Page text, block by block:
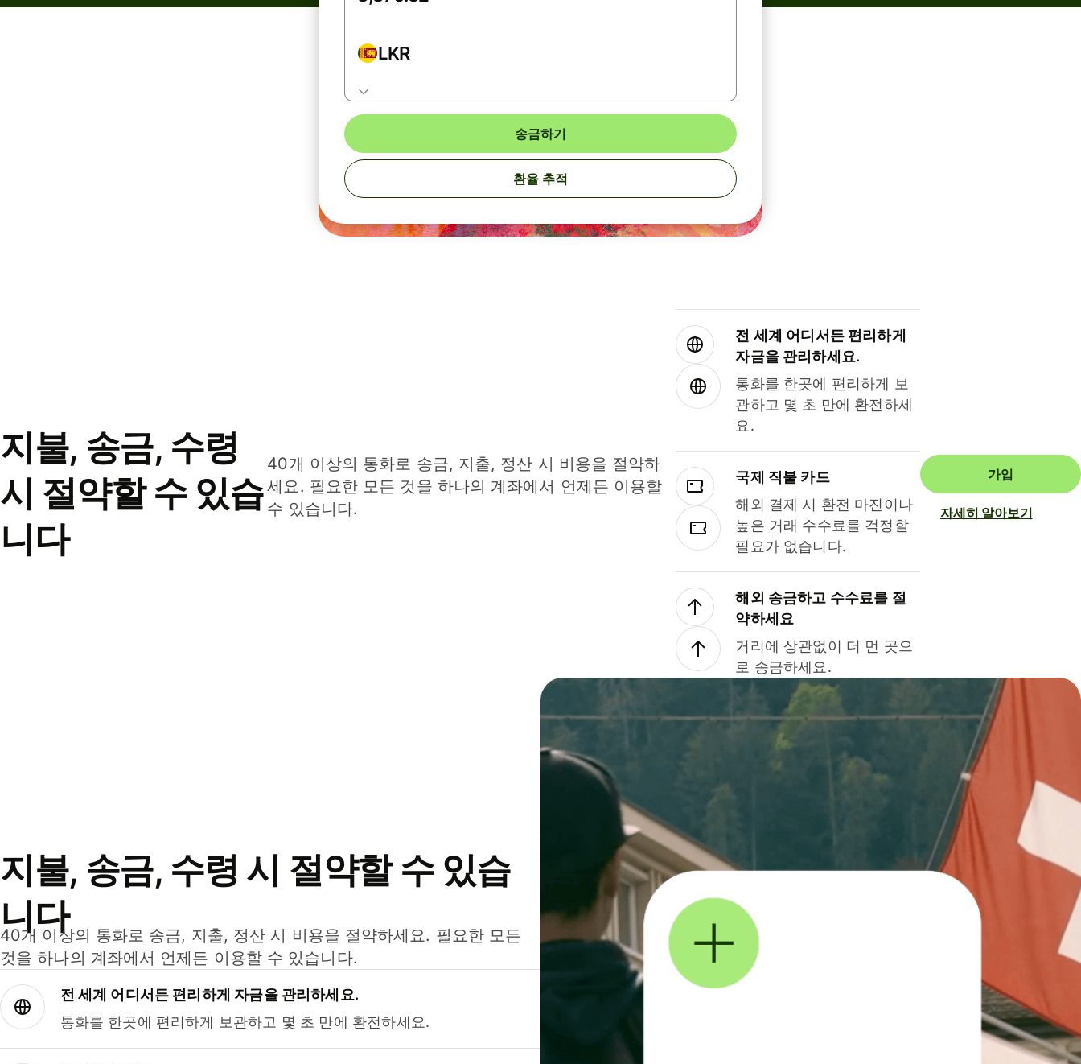
LKR
송금하기
환율 추적
지불, 송금, 수령
시 절약할 수 있습
니다
40개 이상의 통화로 송금, 지출, 정산 시 비용을 절약하
세요. 필요한 모든 것을 하나의 계좌에서 언제든 이용할
수 있습니다.
전 세계 어디서든 편리하게
자금을 관리하세요.
통화를 한곳에 편리하게 보
관하고 몇 초 만에 환전하세
요.
국제 직불 카드
해외 결제 시 환전 마진이나
높은 거래 수수료를 걱정할
필요가 없습니다.
해외 송금하고 수수료를 절
약하세요
거리에 상관없이 더 먼 곳으
로 송금하세요.
가입
자세히 알아보기
지불, 송금, 수령 시 절약할 수 있습
니다
40개 이상의 통화로 송금, 지출, 정산 시 비용을 절약하세요. 필요한 모든
것을 하나의 계좌에서 언제든 이용할 수 있습니다.
전 세계 어디서든 편리하게 자금을 관리하세요.
통화를 한곳에 편리하게 보관하고 몇 초 만에 환전하세요.